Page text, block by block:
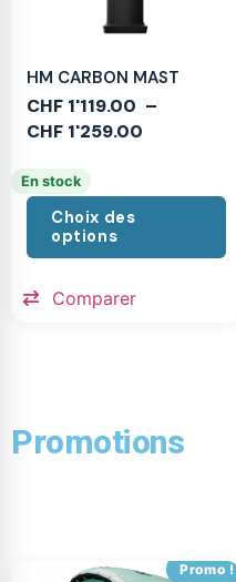
HM CARBON MAST
CHF 1'119.00 –
CHF 1'259.00
En stock
Choix des
options
Comparer
Promotions
Promo !